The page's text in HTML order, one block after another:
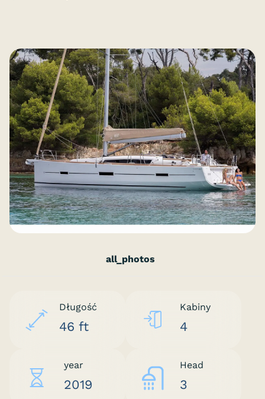
all_photos
Długość
46 ft
Kabiny
4
year
2019
Head
3